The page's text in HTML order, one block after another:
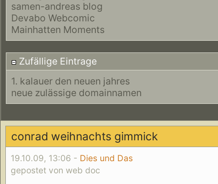
samen-andreas blog
Devabo Webcomic
Mainhatten Moments
Zufällige Eintrage
1. kalauer den neuen jahres
neue zulässige domainnamen
conrad weihnachts gimmick
19.10.09, 13:06 - Dies und Das
gepostet von web doc